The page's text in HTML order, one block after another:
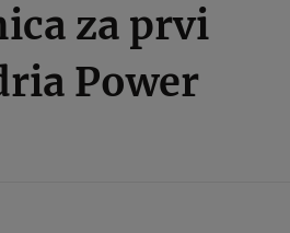
za prvi
Power